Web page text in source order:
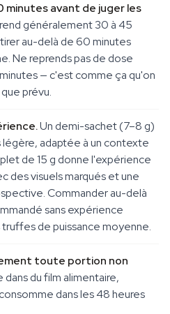
minutes avant de juger les
généralement 30 à 45
au-delà de 60 minutes
Ne reprends pas de dose
— c'est comme ça qu'on
prévu.
Un demi-sachet (7–8 g)
légère, adaptée à un contexte
de 15 g donne l'expérience
des visuels marqués et une
Commander au-delà
sans expérience
de puissance moyenne.
toute portion non
dans du film alimentaire,
dans les 48 heures